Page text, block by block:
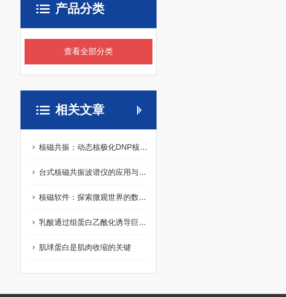
产品分类
查看全部分类
相关文章
核磁共振：动态核极化DNP核磁共振应用-仪器百科
台式核磁共振波谱仪的应用与工作原理
核磁软件：探索微观世界的数字导航
乳酸通过组蛋白乙酰化诱导巨噬细胞炎症反应的转录抑制
肌球蛋白是肌肉收缩的关键